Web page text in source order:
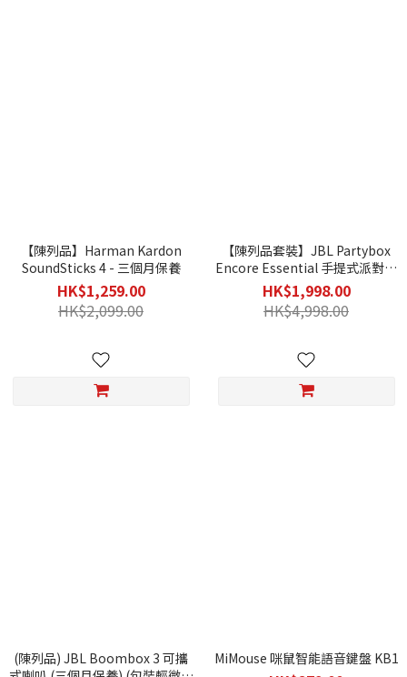
【陳列品】Harman Kardon
SoundSticks 4 - 三個月保養
HK$1,259.00
HK$2,099.00
【陳列品套裝】JBL Partybox
Encore Essential 手提式派對藍
牙喇叭2部 - 一個月保養
HK$1,998.00
HK$4,998.00
(陳列品) JBL Boombox 3 可攜
MiMouse 咪鼠智能語音鍵盤 KB1